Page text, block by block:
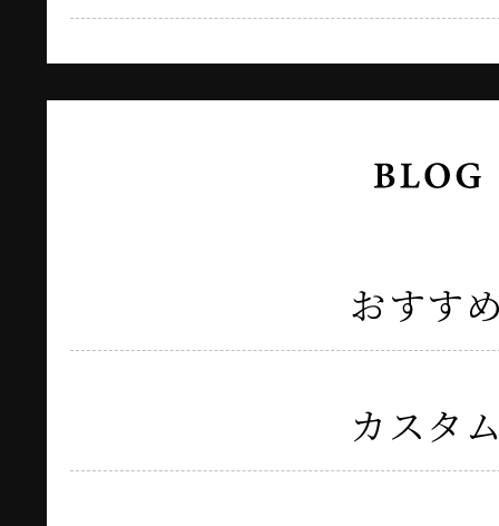
おすす
カスタ